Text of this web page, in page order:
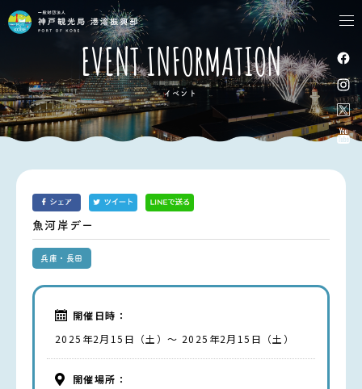
EVENT INFORMATION
イベント
魚河岸デー
兵庫・長田
開催日時：
2025年2月15日（土）～ 2025年2月15日（土）
開催場所：